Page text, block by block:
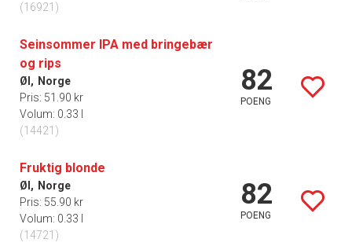
(16921)
Seinsommer IPA med bringebær
og rips
Øl, Norge
Pris: 51.90 kr
Volum: 0.33 l
(14421)
82
POENG
Fruktig blonde
Øl, Norge
Pris: 55.90 kr
Volum: 0.33 l
(14721)
82
POENG